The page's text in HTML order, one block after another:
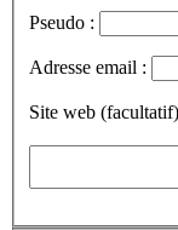
Pseudo :
Adresse email :
Site web